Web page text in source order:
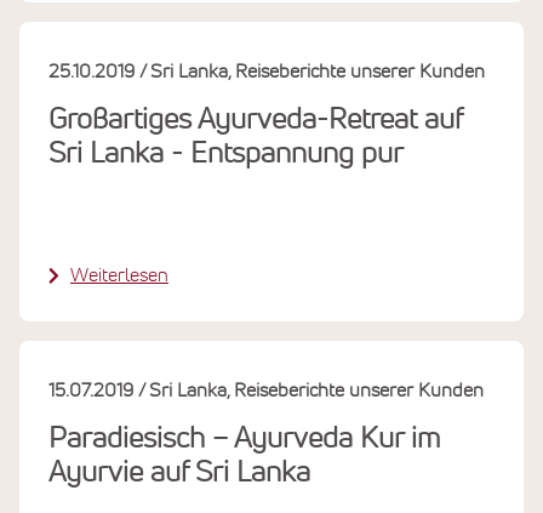
Großartiges Ayurveda-Retreat auf
Sri Lanka - Entspannung pur
25.10.2019 Sri Lanka Reiseberichte unserer Kunden
Weiterlesen
Paradiesisch − Ayurveda Kur im
Ayurvie auf Sri Lanka
15.07.2019 Sri Lanka Reiseberichte unserer Kunden